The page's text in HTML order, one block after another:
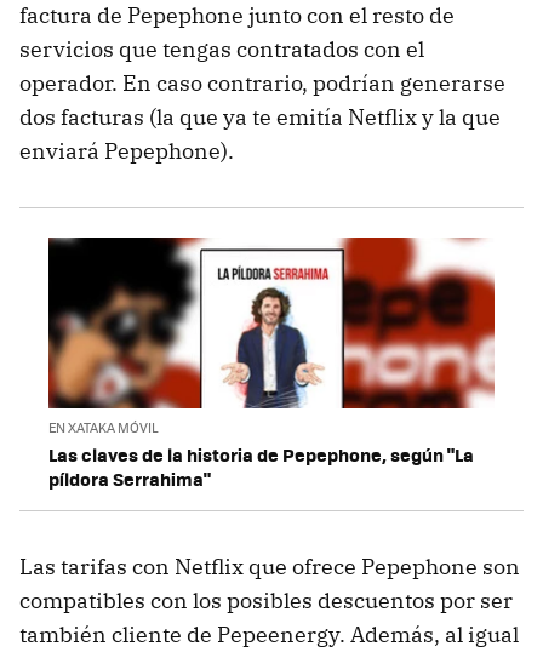
factura de Pepephone junto con el resto de
servicios que tengas contratados con el
operador. En caso contrario, podrían generarse
dos facturas (la que ya te emitía Netflix y la que
enviará Pepephone).
EN XATAKA MÓVIL
Las claves de la historia de Pepephone, según "La
píldora Serrahima"
Las tarifas con Netflix que ofrece Pepephone son
compatibles con los posibles descuentos por ser
también cliente de Pepeenergy. Además, al igual